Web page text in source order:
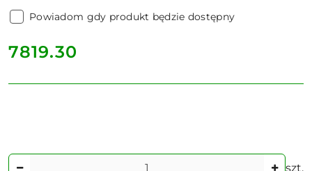
Powiadom gdy produkt będzie dostępny
cena:
7819.30
Ilość szt.